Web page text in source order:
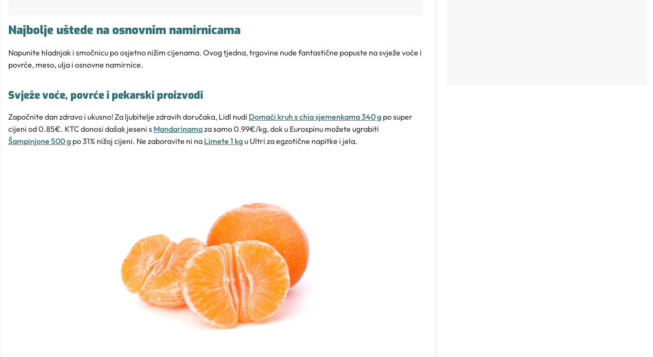
Najbolje uštede na osnovnim namirnicama
Napunite hladnjak i smočnicu po osjetno nižim cijenama. Ovog tjedna, trgovine nude fantastične popuste na svježe voće i
povrće, meso, ulja i osnovne namirnice.
Svježe voće, povrće i pekarski proizvodi
Započnite dan zdravo i ukusno! Za ljubitelje zdravih doručaka, Lidl nudi Domaći kruh s chia sjemenkama 340 g po super
cijeni od 0.85€. KTC donosi dašak jeseni s Mandarinamaza samo 0.99€/kg, dok u Eurospinu možete ugrabiti
Šampinjone 500 g po 31% nižoj cijeni. Ne zaboravite ni na Limete 1 kgu Ultri za egzotične napitke i jela.